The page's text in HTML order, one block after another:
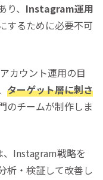
、 Instagram運用
するために必要不可
カウント運用の目
ターゲット層に刺さ
のチームが制作しま
Instagram戦略を
析・検証して改善し